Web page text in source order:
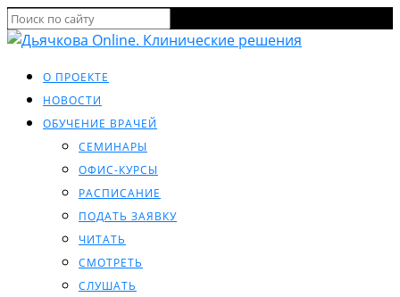
О ПРОЕКТЕ
НОВОСТИ
ОБУЧЕНИЕ ВРАЧЕЙ
СЕМИНАРЫ
ОФИС-КУРСЫ
РАСПИСАНИЕ
ПОДАТЬ ЗАЯВКУ
ЧИТАТЬ
СМОТРЕТЬ
СЛУШАТЬ